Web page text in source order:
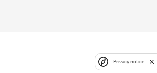
Privacy notice